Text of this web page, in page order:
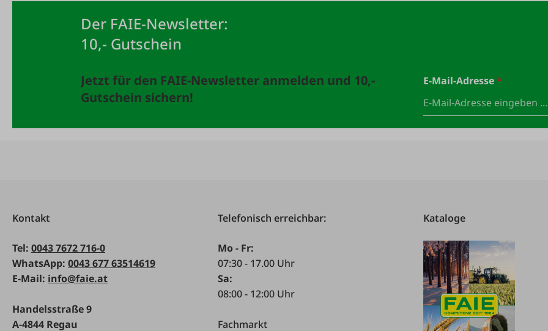
Der FAIE-Newsletter:
10,- Gutschein
Jetzt für den FAIE-Newsletter anmelden und 10,-
Gutschein sichern!
E-Mail-Adresse*
Kontakt
Tel: 0043 7672 716-0
WhatsApp: 0043 677 63514619
E-Mail: info@faie.at
Handelsstraße 9
A-4844 Regau
Telefonisch erreichbar:
Mo - Fr:
07:30 - 17.00 Uhr
Sa:
08:00 - 12:00 Uhr
Fachmarkt
Kataloge